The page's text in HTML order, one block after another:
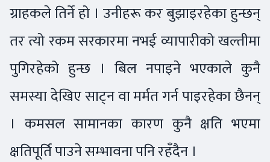
ग्राहकले तिर्ने हो । उनीहरू कर बुझाइरहेका हुन्छन्
तर त्यो रकम सरकारमा नभई व्यापारीको खल्तीमा
पुगिरहेको हुन्छ । बिल नपाइने भएकाले कुनै
समस्या देखिए साट्न वा मर्मत गर्न पाइरहेका छैनन्
। कमसल सामानका कारण कुनै क्षति भएमा
क्षतिपूर्ति पाउने सम्भावना पनि रहँदैन ।